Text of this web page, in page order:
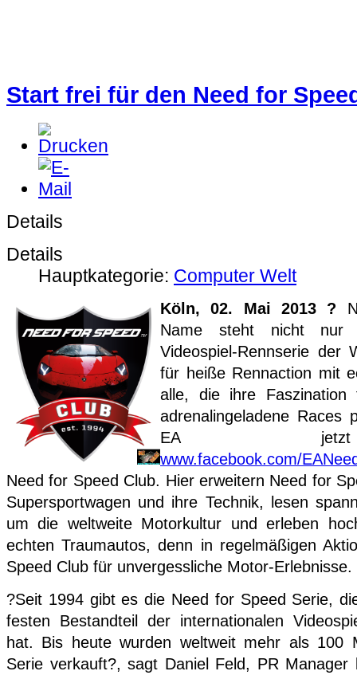
Start frei für den Need for
Details
Details
Hauptkategorie: Computer Welt
Köln, 02. Mai 2013 ?
Name steht nicht nur
Videospiel-Rennserie der
für heiße Rennaction mit
alle, die ihre
adrenalingeladene Races
EA
www.facebook.com/
Need for Speed Club. Hier erweitern Need for
Supersportwagen und ihre Technik, lesen
um die weltweite Motorkultur und erleben
echten Traumautos, denn in regelmäßigen
Speed Club für unvergessliche Motor-Erlebnisse.
?Seit 1994 gibt es die Need for Speed Serie,
festen Bestandteil der internationalen
hat. Bis heute wurden weltweit mehr als 100
Serie verkauft?, sagt Daniel Feld, PR